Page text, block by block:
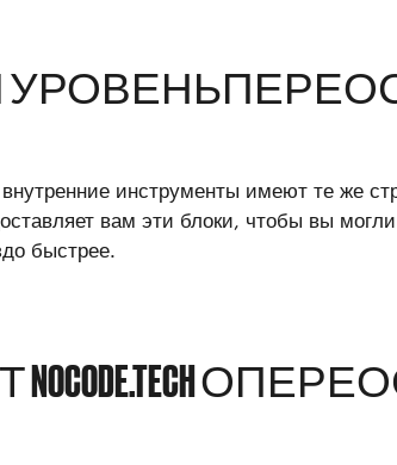
УРОВЕНЬ
инструменты имеют те же
вам эти блоки, чтобы вы могли
быстрее.
О